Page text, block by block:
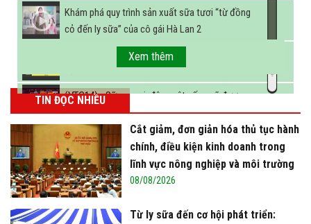
Khám phá quy trình sản xuất sữa tươi “từ đồng
cỏ đến ly sữa” của cô gái Hà Lan 2
FBNC - Ngành sữa hướng tới mục tiêu 3,4 tỷ lít
sữa vào năm 2025
(VTC14) - Sữa ngoại, động vật sống sẽ được
miễn thuế nhập khẩu
Xem thêm
TIN ĐỌC NHIỀU
Cắt giảm, đơn giản hóa thủ tục hành
chính, điều kiện kinh doanh trong
lĩnh vực nông nghiệp và môi trường
08/08/2026
Từ ly sữa đến cơ hội phát triển: